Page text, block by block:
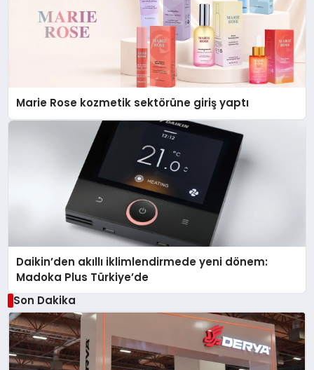
Marie Rose kozmetik sektörüne giriş yaptı
Daikin’den akıllı iklimlendirmede yeni dönem:
Madoka Plus Türkiye’de
Son Dakika